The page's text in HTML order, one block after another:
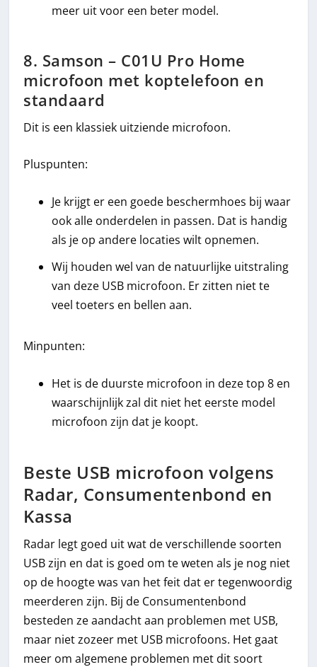
meer uit voor een beter model.
8. Samson – C01U Pro Home
microfoon met koptelefoon en
standaard
Dit is een klassiek uitziende microfoon.
Pluspunten:
Je krijgt er een goede beschermhoes bij waar
ook alle onderdelen in passen. Dat is handig
als je op andere locaties wilt opnemen.
Wij houden wel van de natuurlijke uitstraling
van deze USB microfoon. Er zitten niet te
veel toeters en bellen aan.
Minpunten:
Het is de duurste microfoon in deze top 8 en
waarschijnlijk zal dit niet het eerste model
microfoon zijn dat je koopt.
Beste USB microfoon volgens
Radar, Consumentenbond en
Kassa
Radar legt goed uit wat de verschillende soorten
USB zijn en dat is goed om te weten als je nog niet
op de hoogte was van het feit dat er tegenwoordig
meerderen zijn. Bij de Consumentenbond
besteden ze aandacht aan problemen met USB,
maar niet zozeer met USB microfoons. Het gaat
meer om algemene problemen met dit soort